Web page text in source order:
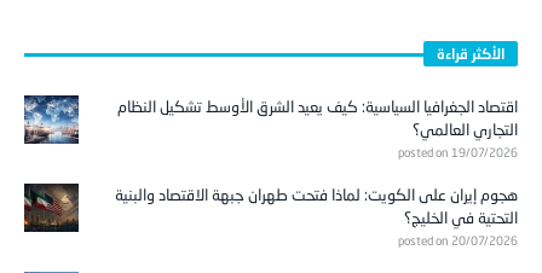
الأكثر قراءة
اقتصاد الجغرافيا السياسية: كيف يعيد الشرق الأوسط تشكيل النظام
التجاري العالمي؟
posted on 19/07/2026
هجوم إيران على الكويت: لماذا فتحت طهران جبهة الاقتصاد والبنية
التحتية في الخليج؟
posted on 20/07/2026